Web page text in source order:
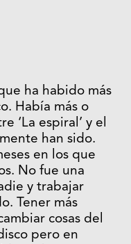
ha habido más
Había más o
‘La espiral’ y el
han sido.
en los que
No fue una
y trabajar
Tener más
cosas del
pero en